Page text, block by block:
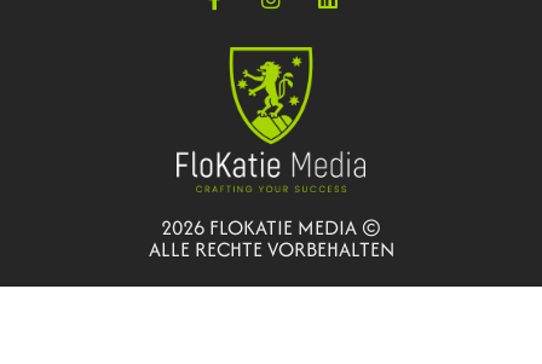
2026 FLOKATIE MEDIA ©
ALLE RECHTE VORBEHALTEN